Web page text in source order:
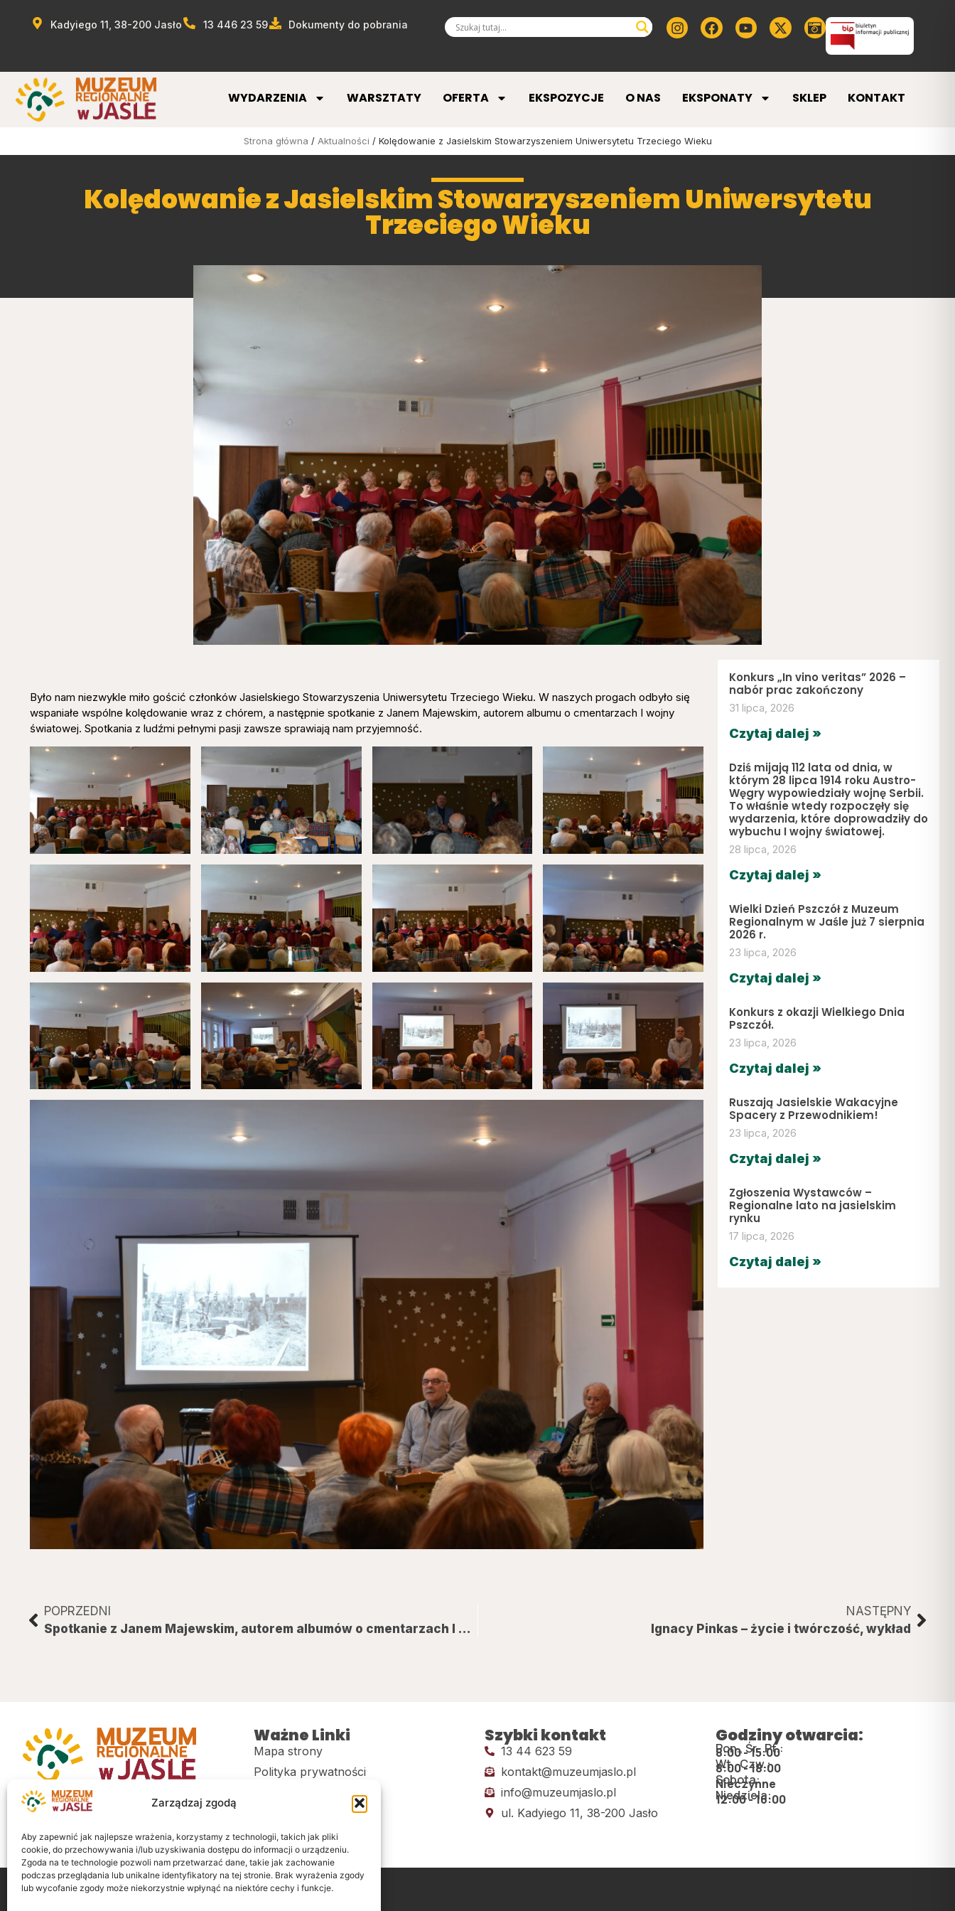
Zarządzaj zgodą
Aby zapewnić jak najlepsze wrażenia, korzystamy z technologii, takich jak pliki
cookie, do przechowywania i/lub uzyskiwania dostępu do informacji o urządzeniu.
Zgoda na te technologie pozwoli nam przetwarzać dane, takie jak zachowanie
podczas przeglądania lub unikalne identyfikatory na tej stronie. Brak wyrażenia zgody
lub wycofanie zgody może niekorzystnie wpłynąć na niektóre cechy i funkcje.
Kadyiego 11, 38-200 Jasło 13 446 23 59 Dokumenty do pobrania
WYDARZENIA WARSZTATY OFERTA EKSPOZYCJE O NAS EKSPONATY SKLEP KONTAKT
Strona główna / Aktualności / Kolędowanie z Jasielskim Stowarzyszeniem Uniwersytetu Trzeciego Wieku
Kolędowanie z Jasielskim Stowarzyszeniem Uniwersytetu
Trzeciego Wieku
Było nam niezwykle miło gościć członków Jasielskiego Stowarzyszenia Uniwersytetu Trzeciego Wieku. W naszych progach odbyło się
wspaniałe wspólne kolędowanie wraz z chórem, a następnie spotkanie z Janem Majewskim, autorem albumu o cmentarzach I wojny
światowej. Spotkania z ludźmi pełnymi pasji zawsze sprawiają nam przyjemność.
Konkurs „In vino veritas” 2026 –
nabór prac zakończony
31 lipca, 2026
Czytaj dalej »
Dziś mijają 112 lata od dnia, w
którym 28 lipca 1914 roku Austro-
Węgry wypowiedziały wojnę Serbii.
To właśnie wtedy rozpoczęły się
wydarzenia, które doprowadziły do
wybuchu I wojny światowej.
28 lipca, 2026
Czytaj dalej »
Wielki Dzień Pszczół z Muzeum
Regionalnym w Jaśle już 7 sierpnia
2026 r.
23 lipca, 2026
Czytaj dalej »
Konkurs z okazji Wielkiego Dnia
Pszczół.
23 lipca, 2026
Czytaj dalej »
Ruszają Jasielskie Wakacyjne
Spacery z Przewodnikiem!
23 lipca, 2026
Czytaj dalej »
Zgłoszenia Wystawców –
Regionalne lato na jasielskim
rynku
17 lipca, 2026
Czytaj dalej »
POPRZEDNI
Spotkanie z Janem Majewskim, autorem albumów o cmentarzach I wojny światowej
NASTĘPNY
Ignacy Pinkas – życie i twórczość, wykład
Muzeum regionalne w Jaśle im. dr.
Stanisława Kadyiego
Ważne Linki
Mapa strony
Polityka prywatności
Deklaracja dostępności
Sklep
Szybki kontakt
13 44 623 59
kontakt@muzeumjaslo.pl
info@muzeumjaslo.pl
ul. Kadyiego 11, 38-200 Jasło
Godziny otwarcia:
Pon., Śr., Pt.:
8:00 - 15:00
Wt., Czw.:
8:00 - 18:00
Sobota:
Nieczynne
Niedziela:
12:00 - 16:00
Wszelkie prawa zastrzeżoneRealizacja: LiderOnline